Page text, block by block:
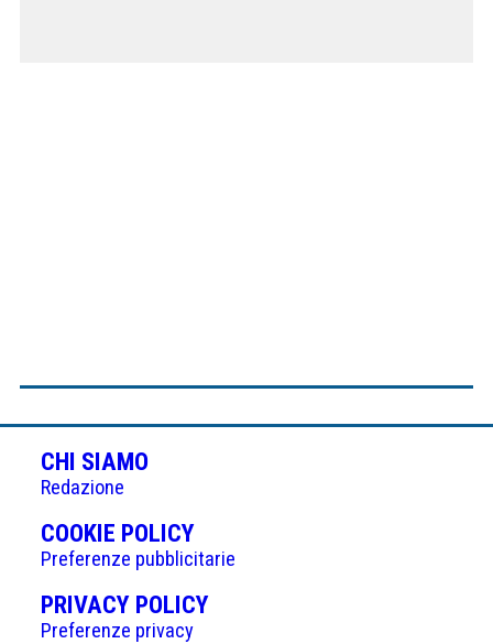
CHI SIAMO
Redazione
COOKIE POLICY(APRE
IN
UNA
NUOVA
Preferenze pubblicitarie
PRIVACY POLICY(APRE
Preferenze privacy